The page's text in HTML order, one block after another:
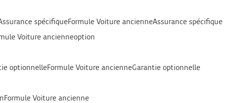
spécifiqueFormule Voiture ancienneAssurance spécifique
Voiture ancienneoption
optionnelleFormule Voiture ancienneGarantie optionnelle
Voiture ancienne